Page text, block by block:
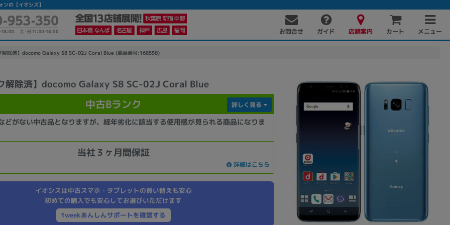
の【イオシス】
お問合せ ガイド 店舗案内 カート メニュー
解除済】docomo Galaxy S8 SC-02J Coral Blue (商品番号:168558)
解除済】docomo Galaxy S8 SC-02J Coral Blue
中古Bランク
どがない中古品となりますが、経年劣化に該当する使用感が見られる商品になりま
詳しく見る
当社３ヶ月間保証
詳細はこちら
イオシスは中古スマホ・タブレットの買い替えも安心
初めての購入でも安心してお選びいただけます
1weekあんしんサポートを確認する
かんたんパソコン検索に切り替える
カテゴリー
ノートPC デスクPC PCパーツ
メーカー